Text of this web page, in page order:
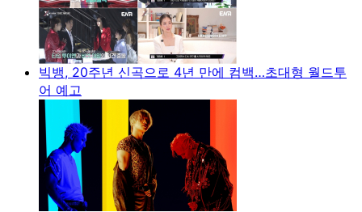
빅뱅, 20주년 신곡으로 4년 만에 컴백…초대형 월드투
어 예고